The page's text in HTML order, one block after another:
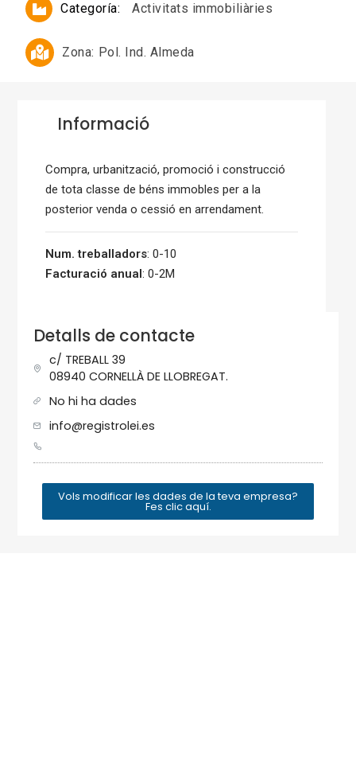
Categoría: Activitats immobiliàries
Zona: Pol. Ind. Almeda
Informació
Compra, urbanització, promoció i construcció
de tota classe de béns immobles per a la
posterior venda o cessió en arrendament.
Num. treballadors: 0-10
Facturació anual: 0-2M
Detalls de contacte
c/ TREBALL 39
08940 CORNELLÀ DE LLOBREGAT.
No hi ha dades
info@registrolei.es
Vols modificar les dades de la teva empresa?
Fes clic aquí.